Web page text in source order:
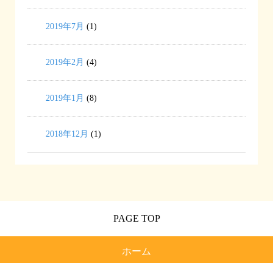
2019年7月 (1)
2019年2月 (4)
2019年1月 (8)
2018年12月 (1)
PAGE TOP
ホーム